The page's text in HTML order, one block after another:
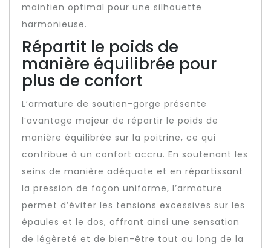
maintien optimal pour une silhouette
harmonieuse.
Répartit le poids de
manière équilibrée pour
plus de confort
L’armature de soutien-gorge présente
l’avantage majeur de répartir le poids de
manière équilibrée sur la poitrine, ce qui
contribue à un confort accru. En soutenant les
seins de manière adéquate et en répartissant
la pression de façon uniforme, l’armature
permet d’éviter les tensions excessives sur les
épaules et le dos, offrant ainsi une sensation
de légèreté et de bien-être tout au long de la